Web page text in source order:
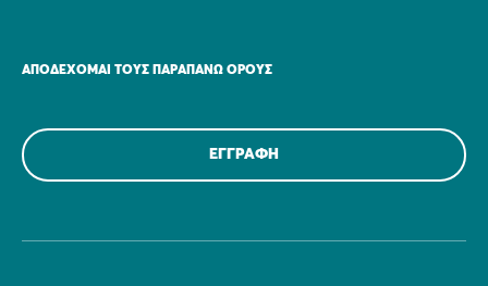
ΑΠΟΔΈΧΟΜΑΙ ΤΟΥΣ ΠΑΡΑΠΆΝΩ ΌΡΟΥΣ